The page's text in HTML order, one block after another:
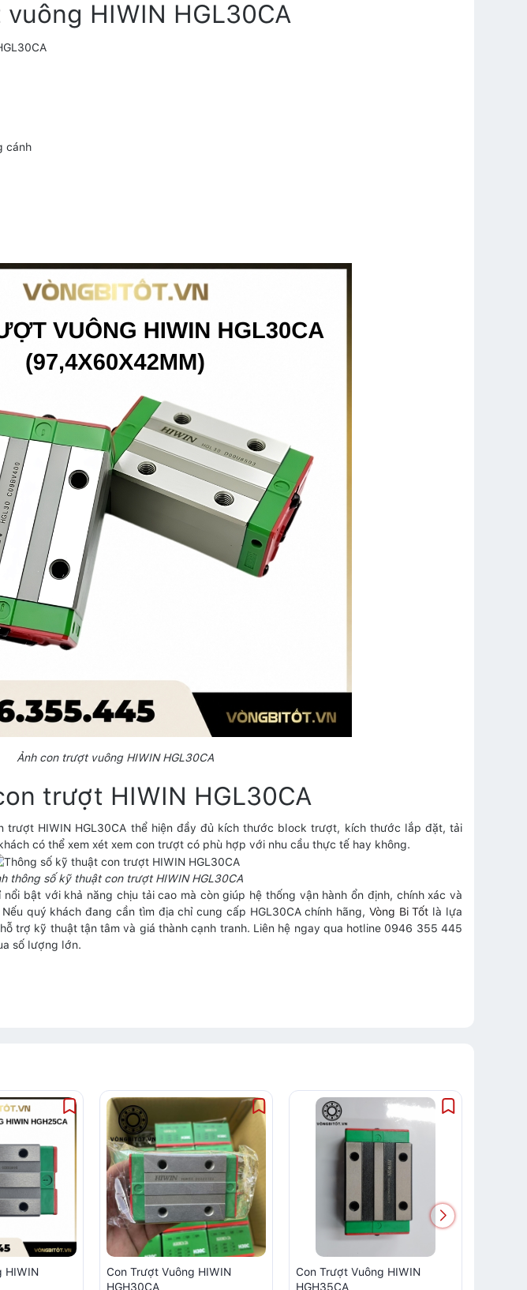
HIWIN HGL30CA
cánh
Ảnh con trượt vuông HIWIN HGL30CA
trượt HIWIN HGL30CA
trượt HIWIN HGL30CA thể hiện đầy đủ kích thước block trượt, kích thước lắp đặt, tải
có thể xem xét xem con trượt có phù hợp với nhu cầu thực tế hay không.
thông số kỹ thuật con trượt HIWIN HGL30CA
bật với khả năng chịu tải cao mà còn giúp hệ thống vận hành ổn định, chính xác và
quý khách đang cần tìm địa chỉ cung cấp HGL30CA chính hãng, Vòng Bi Tốt là lựa
trợ kỹ thuật tận tâm và giá thành cạnh tranh. Liên hệ ngay qua hotline 0946 355 445
số lượng lớn.
HIWIN
Con Trượt Vuông HIWIN
HGH30CA
Con Trượt Vuông HIWIN
HGH35CA